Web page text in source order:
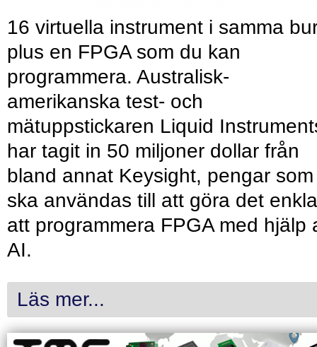
16 virtuella instrument i samma
plus en FPGA som du kan
programmera. Australisk-
amerikanska test- och
mätuppstickaren Liquid
har tagit in 50 miljoner dollar från
bland annat Keysight, pengar som
ska användas till att göra det
att programmera FPGA med hjälp
AI.
Läs mer...